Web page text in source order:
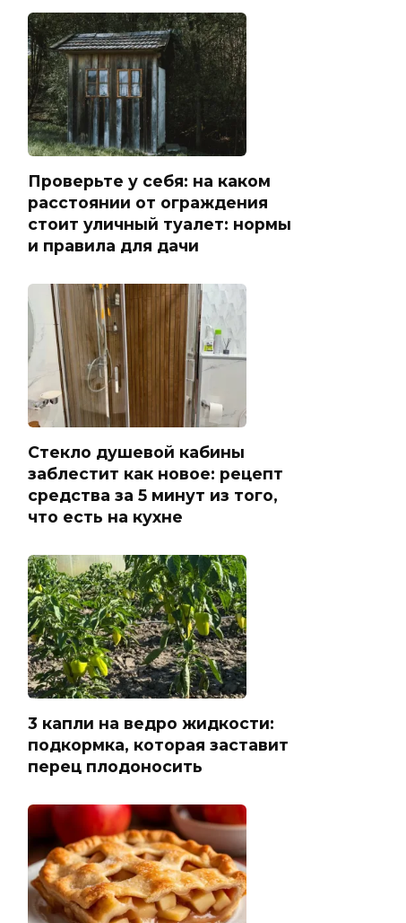
Проверьте у себя: на каком
расстоянии от ограждения
стоит уличный туалет: нормы
и правила для дачи
Стекло душевой кабины
заблестит как новое: рецепт
средства за 5 минут из того,
что есть на кухне
3 капли на ведро жидкости:
подкормка, которая заставит
перец плодоносить